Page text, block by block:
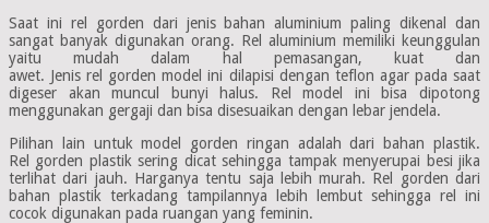
Saat ini rel gorden dari jenis bahan aluminium paling dikenal dan
sangat banyak digunakan orang. Rel aluminium memiliki keunggulan
yaitu mudah dalam hal pemasangan, kuat dan
awet. Jenis rel gorden model ini dilapisi dengan teflon agar pada saat
digeser akan muncul bunyi halus. Rel model ini bisa dipotong
menggunakan gergaji dan bisa disesuaikan dengan lebar jendela.
Pilihan lain untuk model gorden ringan adalah dari bahan plastik.
Rel gorden plastik sering dicat sehingga tampak menyerupai besi jika
terlihat dari jauh. Harganya tentu saja lebih murah. Rel gorden dari
bahan plastik terkadang tampilannya lebih lembut sehingga rel ini
cocok digunakan pada ruangan yang feminin.